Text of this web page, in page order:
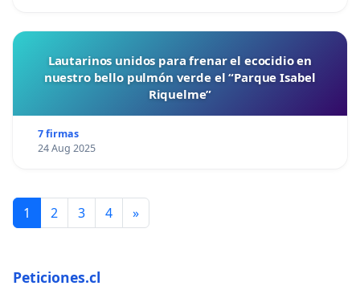
Lautarinos unidos para frenar el ecocidio en
nuestro bello pulmón verde el “Parque Isabel
Riquelme”
7 firmas
24 Aug 2025
1 2 3 4 »
Peticiones.cl